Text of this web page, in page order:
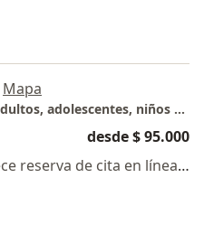
Mapa
Psicóloga especialista en adultos, adolescentes, niños y parejas
desde $ 95.000
Este especialista no ofrece reserva de cita en línea en esta dirección.